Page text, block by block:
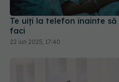
Te uiți la telefon înainte
faci
22 iun 2025, 17:40